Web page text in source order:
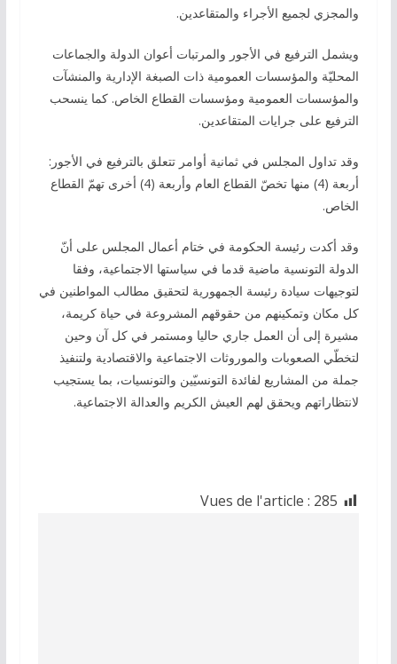
والمجزي لجميع الأجراء والمتقاعدين.
ويشمل الترفيع في الأجور والمرتبات أعوان الدولة والجماعات
المحليّة والمؤسسات العمومية ذات الصبغة الإدارية والمنشآت
والمؤسسات العمومية ومؤسسات القطاع الخاص. كما ينسحب
الترفيع على جرايات المتقاعدين.
وقد تداول المجلس في ثمانية أوامر تتعلق بالترفيع في الأجور:
أربعة (4) منها تخصّ القطاع العام وأربعة (4) أخرى تهمّ القطاع
الخاص.
وقد أكدت رئيسة الحكومة في ختام أعمال المجلس على أنّ
الدولة التونسية ماضية قدما في سياستها الاجتماعية، وفقا
لتوجيهات سيادة رئيسة الجمهورية لتحقيق مطالب المواطنين في
كل مكان وتمكينهم من حقوقهم المشروعة في حياة كريمة،
مشيرة إلى أن العمل جاري حاليا ومستمر في كل آن وحين
لتخطّي الصعوبات والموروثات الاجتماعية والاقتصادية ولتنفيذ
جملة من المشاريع لفائدة التونسيّين والتونسيات، بما يستجيب
لانتظاراتهم ويحقق لهم العيش الكريم والعدالة الاجتماعية.
Vues de l'article : 285